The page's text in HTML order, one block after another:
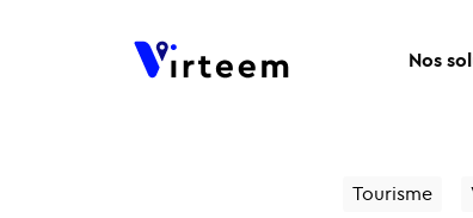
Nos
Tourisme